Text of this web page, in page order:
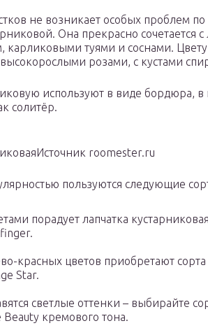
не возникает особых проблем по
Она прекрасно
карликовыми туями и соснами.
розами, с кустами
используют в виде бордюра,
солитёр.
roomester.ru
пользуются следующие
порадует лапчатка
красных цветов приобретают сорта
Star.
светлые оттенки – выбирайте
кремового тона.